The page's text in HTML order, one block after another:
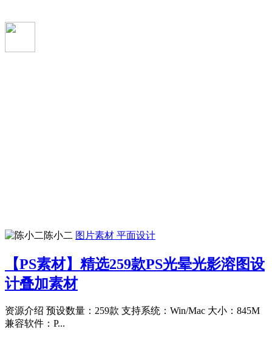
陈小二 图片素材 平面设计
【PS素材】精选259款PS光晕光影溶图设
计叠加素材
资源介绍 预设数量：259款 支持系统：Win/Mac 大小：845M
兼容软件：P...